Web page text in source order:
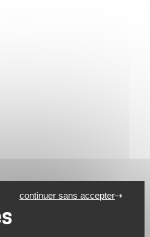
continuer sans accepter